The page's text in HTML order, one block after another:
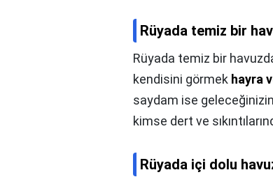
Rüyada temiz bir
Rüyada temiz bir
kendisini görmek hayra
saydam ise
kimse dert ve
Rüyada içi dolu